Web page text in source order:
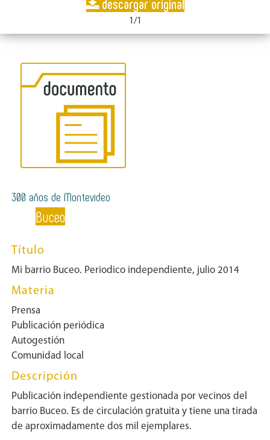
descargar original
1/1
300 años de Montevideo
Buceo
Título
Mi barrio Buceo. Periodico independiente, julio 2014
Materia
Prensa
Publicación periódica
Autogestión
Comunidad local
Descripción
Publicación independiente gestionada por vecinos del
barrio Buceo. Es de circulación gratuita y tiene una tirada
de aproximadamente dos mil ejemplares.